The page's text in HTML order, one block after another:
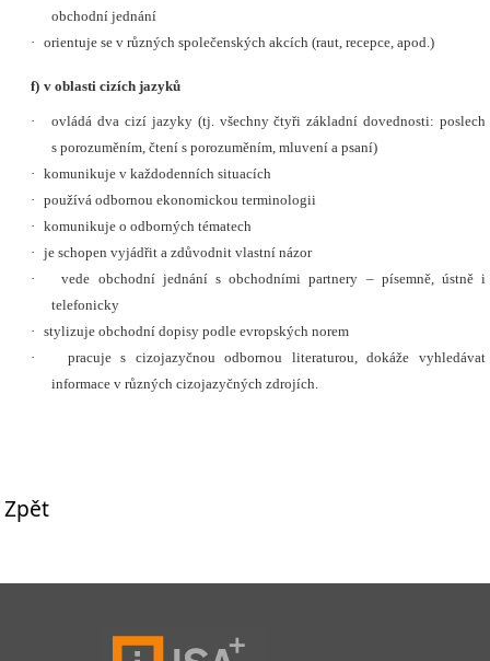
obchodní jednání
· orientuje se v různých společenských akcích (raut, recepce, apod.)
f) v oblasti cizích jazyků
·
ovládá dva cizí jazyky (tj. všechny čtyři základní dovednosti: poslech
s porozuměním, čtení s porozuměním, mluvení a psaní)
· komunikuje v každodenních situacích
· používá odbornou ekonomickou terminologii
· komunikuje o odborných tématech
· je schopen vyjádřit a zdůvodnit vlastní názor
·
vede obchodní jednání s obchodními partnery – písemně, ústně i
telefonicky
· stylizuje obchodní dopisy podle evropských norem
·
pracuje s cizojazyčnou odbornou literaturou, dokáže vyhledávat
informace v různých cizojazyčných zdrojích.
Zpět